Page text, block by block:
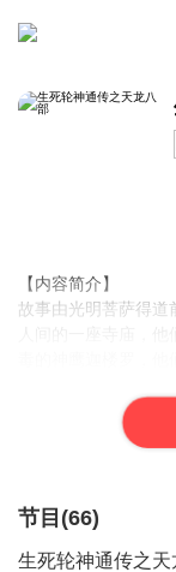
【内容简介】
故事由光明菩萨得道
毒的神鹰迦楼罗，
图摧毁世界的一切
这场光明与黑暗的
这是一部集奇幻、灵
部写爱的小说，也一
节目(66)
生死轮神通传之